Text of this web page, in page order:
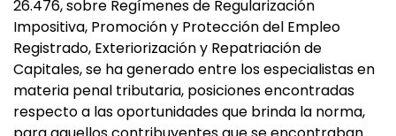
26.476, sobre Regímenes de Regularización
Impositiva, Promoción y Protección del Empleo
Registrado, Exteriorización y Repatriación de
Capitales, se ha generado entre los especialistas en
materia penal tributaria, posiciones encontradas
respecto a las oportunidades que brinda la norma,